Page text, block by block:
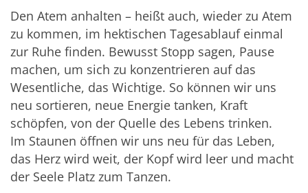
Den Atem anhalten – heißt auch, wieder zu Atem
zu kommen, im hektischen Tagesablauf einmal
zur Ruhe finden. Bewusst Stopp sagen, Pause
machen, um sich zu konzentrieren auf das
Wesentliche, das Wichtige. So können wir uns
neu sortieren, neue Energie tanken, Kraft
schöpfen, von der Quelle des Lebens trinken.
Im Staunen öffnen wir uns neu für das Leben,
das Herz wird weit, der Kopf wird leer und macht
der Seele Platz zum Tanzen.